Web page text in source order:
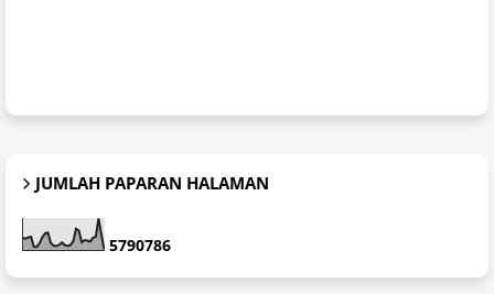
JUMLAH PAPARAN HALAMAN
5790786